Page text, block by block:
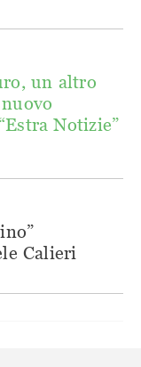
un altro
Notizie”
Calieri